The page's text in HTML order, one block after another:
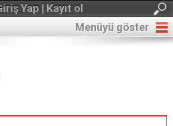
Yap | Kayıt ol
Menüyü göster